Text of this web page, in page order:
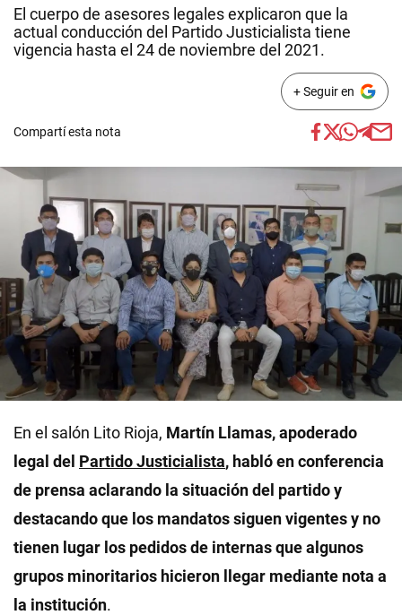
El cuerpo de asesores legales explicaron que la
actual conducción del Partido Justicialista tiene
vigencia hasta el 24 de noviembre del 2021.
+ Seguir en
Compartí esta nota
En el salón Lito Rioja, Martín Llamas, apoderado
legal del Partido Justicialista, habló en conferencia
de prensa aclarando la situación del partido y
destacando que los mandatos siguen vigentes y no
tienen lugar los pedidos de internas que algunos
grupos minoritarios hicieron llegar mediante nota a
la institución.